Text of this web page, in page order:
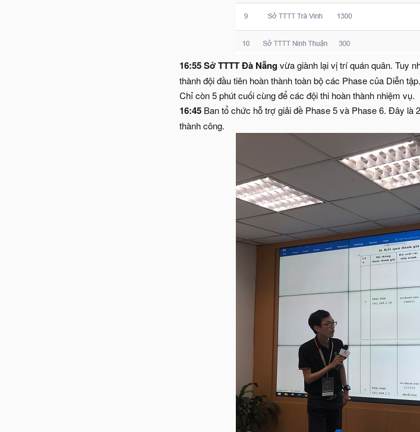
16:55 Sở TTTT Đà Nẵngvừa giành lại vị trí quán quân. Tuy
thành đội đầu tiên hoàn thành toàn bộ các Phase của Diễn
Chỉ còn 5 phút cuối cùng để các đội thi hoàn thành nhiệm vụ.
16:45 Ban tổ chức hỗ trợ giải đề Phase 5 và Phase 6. Đây
thành công.